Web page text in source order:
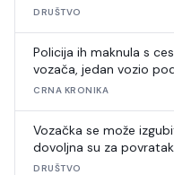
DRUŠTVO
Policija ih maknula s
vozača, jedan vozio
CRNA KRONIKA
Vozačka se može
dovoljna su za
DRUŠTVO